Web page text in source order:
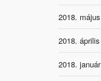
2018. május
2018. április
2018. január